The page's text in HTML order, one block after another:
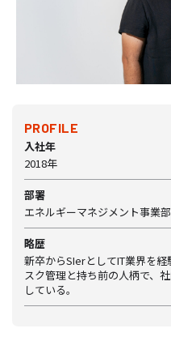
PROFILE
入社年
2018年
部署
エネルギーマネジメント事業
略歴
新卒からSIerとしてIT業界を
スク管理と持ち前の人柄で、
している。